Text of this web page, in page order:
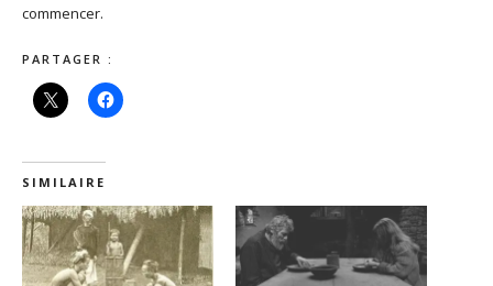
commencer.
PARTAGER :
SIMILAIRE